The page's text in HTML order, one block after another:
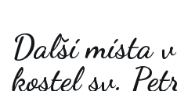
Další místa
kostel sv.